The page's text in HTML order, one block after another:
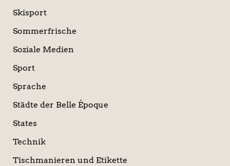
Skisport
Sommerfrische
Soziale Medien
Sport
Sprache
Städte der Belle Époque
States
Technik
Tischmanieren und Etikette